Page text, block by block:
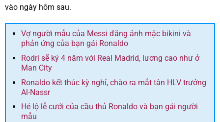
vào ngày hôm sau.
Vợ người mẫu của Messi đăng ảnh mặc bikini và
phản ứng của bạn gái Ronaldo
Rodri sẽ ký 4 năm với Real Madrid, lương cao như ở
Man City
Ronaldo kết thúc kỳ nghỉ, chào ra mắt tân HLV trưởng
Al-Nassr
Hé lộ lễ cưới của cầu thủ Ronaldo và bạn gái người
mẫu